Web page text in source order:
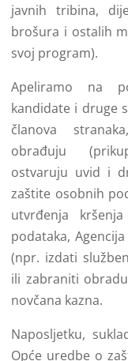
javnih tribina,
brošura i ostalih
svoj program).
Apeliramo na
kandidate i druge
članova
obrađuju
ostvaruju uvid i
zaštite osobnih
utvrđenja
podataka,
(npr. izdati
ili zabraniti
novčana kazna.
Naposljetku,
Opće uredbe o